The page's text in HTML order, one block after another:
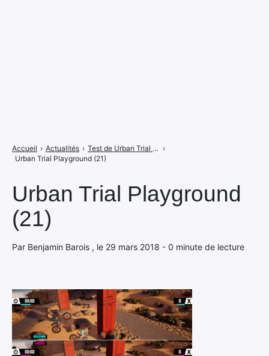
Urban Trial Playground
(21)
Par Benjamin Barois , le 29 mars 2018 - 0 minute de lecture
Accueil › Actualités › Test de Urban Trial Playground : il faut sauver wheelie sur Switch ›
Urban Trial Playground (21)